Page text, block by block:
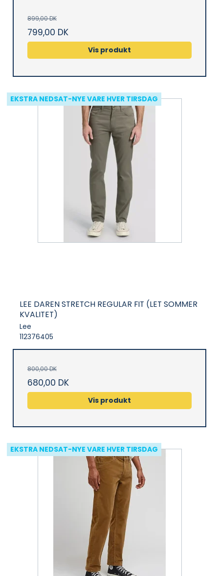
899,00 DK
799,00 DK
Vis produkt
EKSTRA NEDSAT-NYE VARE HVER TIRSDAG
LEE DAREN STRETCH REGULAR FIT (LET SOMMER
KVALITET)
Lee
112376405
800,00 DK
680,00 DK
Vis produkt
EKSTRA NEDSAT-NYE VARE HVER TIRSDAG